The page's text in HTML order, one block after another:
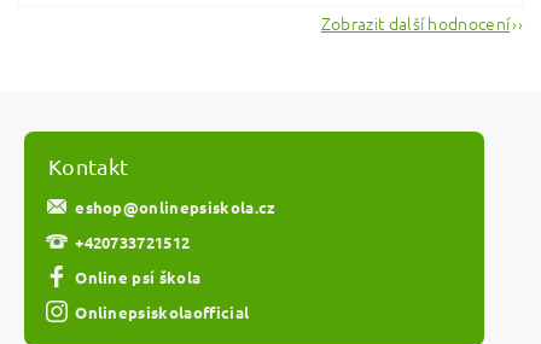
Zobrazit další hodnocení
Kontakt
eshop@onlinepsiskola.cz
+420733721512
Online psí škola
Onlinepsiskolaofficial